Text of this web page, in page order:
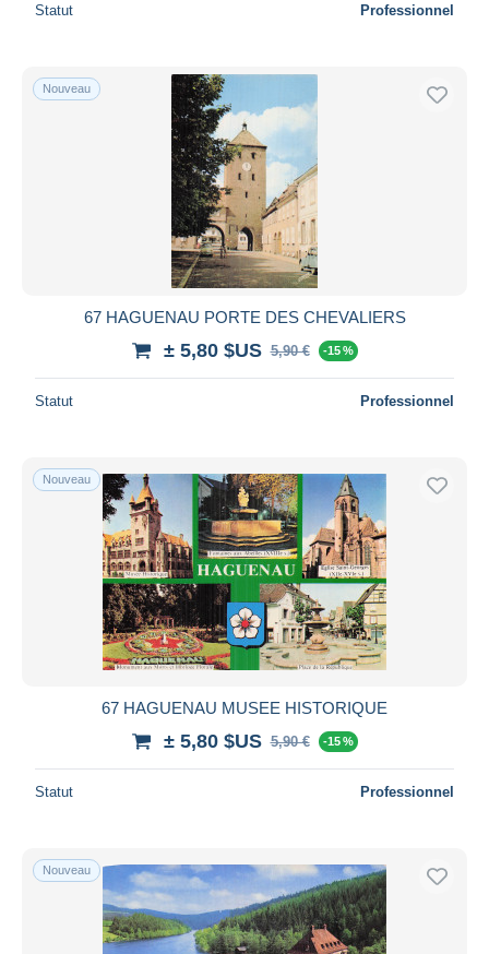
Statut Professionnel
Nouveau
67 HAGUENAU PORTE DES CHEVALIERS
± 5,80 $US 5,90 € -15 %
Statut Professionnel
Nouveau
67 HAGUENAU MUSEE HISTORIQUE
± 5,80 $US 5,90 € -15 %
Statut Professionnel
Nouveau